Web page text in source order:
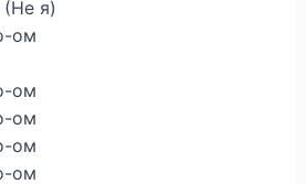
я)
ом
ом
ом
ом
ом